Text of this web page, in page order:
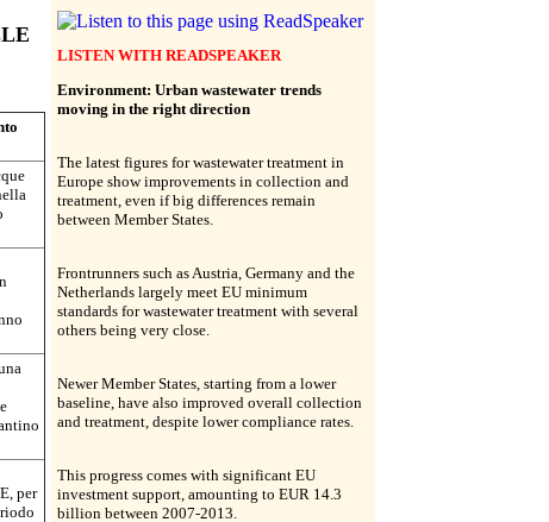
per
LISTEN WITH READSPEAKER
Environment: Urban wastewater trends
moving in the right direction
The latest figures for wastewater treatment in
Europe show improvements in collection and
treatment, even if big differences remain
between Member States.
Frontrunners such as Austria, Germany and the
Netherlands largely meet EU minimum
standards for wastewater treatment with several
others being very close.
Newer Member States, starting from a lower
baseline, have also improved overall collection
and treatment, despite lower compliance rates.
This progress comes with significant EU
investment support, amounting to EUR 14.3
billion between 2007-2013.